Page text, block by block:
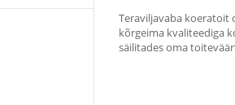
Teraviljavaba koeratoit
kõrgeima kvaliteediga
säilitades oma